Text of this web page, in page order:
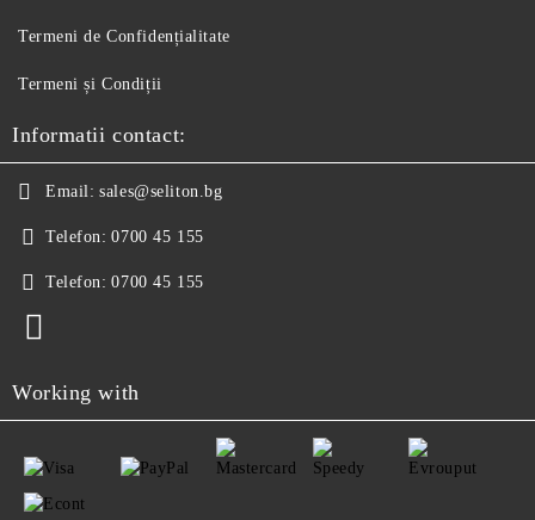
Termeni de Confidențialitate
Termeni și Condiții
Informatii contact:
Email: sales@seliton.bg
Telefon: 0700 45 155
Telefon: 0700 45 155
Working with